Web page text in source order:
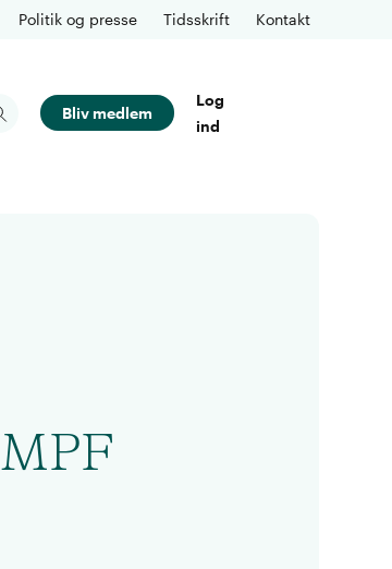
Politik og presse Tidsskrift Kontakt
Bliv medlem
Log
ind
MPF